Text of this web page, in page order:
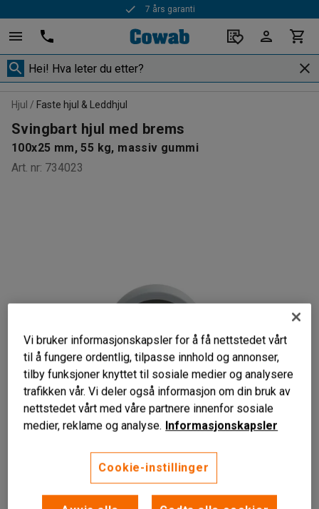
7 års garanti
Hjul Faste hjul & Leddhjul
Svingbart hjul med brems
100x25 mm, 55 kg, massiv gummi
Art. nr: 734023
Til lettere belastninger
Vi bruker informasjonskapsler for å få nettstedet vårt
til å fungere ordentlig, tilpasse innhold og annonser,
tilby funksjoner knyttet til sosiale medier og analysere
trafikken vår. Vi deler også informasjon om din bruk av
nettstedet vårt med våre partnere innenfor sosiale
medier, reklame og analyse. Informasjonskapsler
Cookie-instillinger